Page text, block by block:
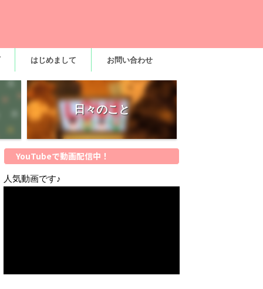
はじめまして お問い合わせ
日々のこと
YouTubeで動画配信中！
人気動画です♪